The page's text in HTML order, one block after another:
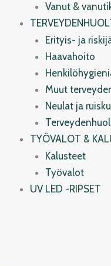
Vanut &
Erityis- ja
Haavahoito
Muut
Neulat ja
TYÖVALOT &
Kalusteet
Työvalot
UV LED -RIPSET